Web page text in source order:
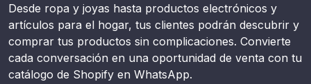
Desde ropa y joyas hasta productos electrónicos y
artículos para el hogar, tus clientes podrán descubrir y
comprar tus productos sin complicaciones. Convierte
cada conversación en una oportunidad de venta con tu
catálogo de Shopify en WhatsApp.